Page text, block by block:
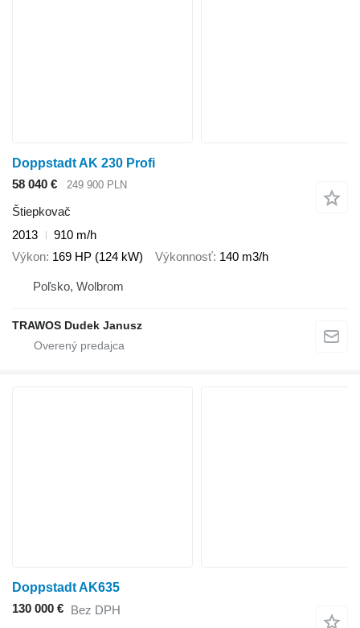
Doppstadt AK 230 Profi
58 040 €
249 900 PLN
Štiepkovač
2013
910 m/h
Výkon 169 HP (124 kW) Výkonnosť 140 m3/h
Poľsko, Wolbrom
TRAWOS Dudek Janusz
Doppstadt AK635
130 000 € Bez DPH